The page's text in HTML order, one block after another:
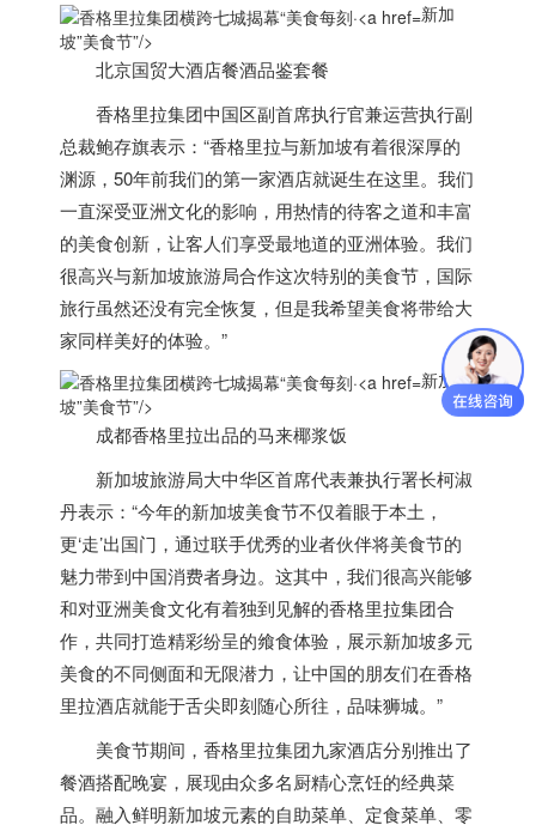
新加
坡”美食节”/>
北京国贸大酒店餐酒品鉴套餐
香格里拉集团中国区副首席执行官兼运营执行副
总裁鲍存旗表示：“香格里拉与新加坡有着很深厚的
渊源，50年前我们的第一家酒店就诞生在这里。我们
一直深受亚洲文化的影响，用热情的待客之道和丰富
的美食创新，让客人们享受最地道的亚洲体验。我们
很高兴与新加坡旅游局合作这次特别的美食节，国际
旅行虽然还没有完全恢复，但是我希望美食将带给大
家同样美好的体验。”
新加
坡”美食节”/>
成都香格里拉出品的马来椰浆饭
新加坡旅游局大中华区首席代表兼执行署长柯淑
丹表示：“今年的新加坡美食节不仅着眼于本土，
更‘走’出国门，通过联手优秀的业者伙伴将美食节的
魅力带到中国消费者身边。这其中，我们很高兴能够
和对亚洲美食文化有着独到见解的香格里拉集团合
作，共同打造精彩纷呈的飨食体验，展示新加坡多元
美食的不同侧面和无限潜力，让中国的朋友们在香格
里拉酒店就能于舌尖即刻随心所往，品味狮城。”
美食节期间，香格里拉集团九家酒店分别推出了
餐酒搭配晚宴，展现由众多名厨精心烹饪的经典菜
品。融入鲜明新加坡元素的自助菜单、定食菜单、零